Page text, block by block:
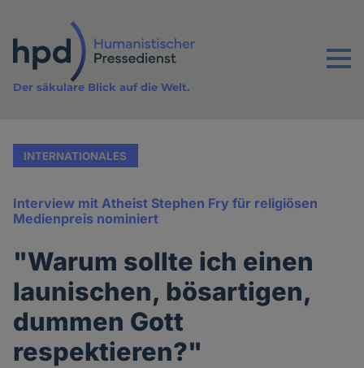
Inhalt
Menu
Der säkulare Blick auf die Welt.
INTERNATIONALES
Interview mit Atheist Stephen Fry für religiösen
Medienpreis nominiert
"Warum sollte ich einen
launischen, bösartigen,
dummen Gott
respektieren?"